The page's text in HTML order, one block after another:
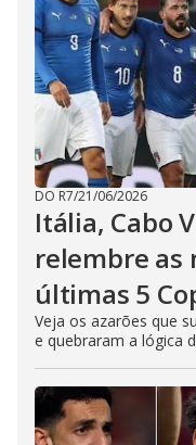
DO R7/21/06/2026
Itália, Cabo
relembre as
últimas 5
Veja os azarões que
e quebraram a lógica